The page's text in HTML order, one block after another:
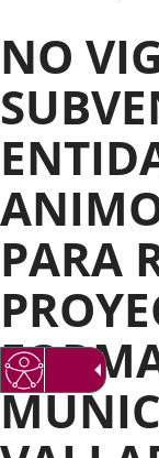
NO
PARA